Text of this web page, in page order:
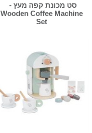
סט מכונת קפה מעץ - ‏‏‏‏
Wooden Coffee Machine
Set